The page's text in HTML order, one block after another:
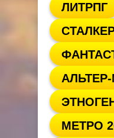
ЛИТРПГ
МЕТРО